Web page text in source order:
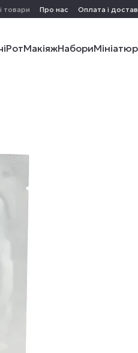
товари Про нас Оплата і
РотМакіяжНабори